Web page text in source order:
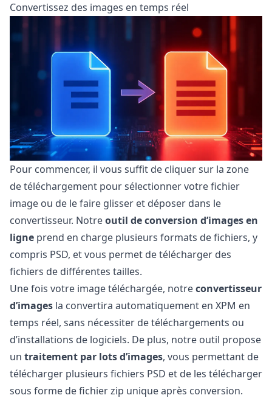
Convertissez des images en temps réel
Pour commencer, il vous suffit de cliquer sur la zone
de téléchargement pour sélectionner votre fichier
image ou de le faire glisser et déposer dans le
convertisseur. Notreoutil de conversion d’images en
ligne prend en charge plusieurs formats de fichiers, y
compris PSD, et vous permet de télécharger des
fichiers de différentes tailles.
Une fois votre image téléchargée, notreconvertisseur
d’images la convertira automatiquement en XPM en
temps réel, sans nécessiter de téléchargements ou
d’installations de logiciels. De plus, notre outil propose
un traitement par lots d’images, vous permettant de
télécharger plusieurs fichiers PSD et de les télécharger
sous forme de fichier zip unique après conversion.